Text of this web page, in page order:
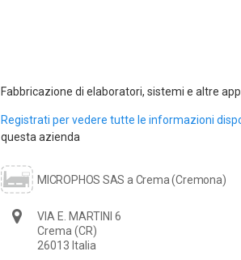
Fabbricazione di elaboratori, sistemi e altre
Registrati per vedere tutte le informazioni
questa azienda
MICROPHOS SAS a Crema (Cremona)
VIA E. MARTINI 6
Crema (CR)
26013 Italia